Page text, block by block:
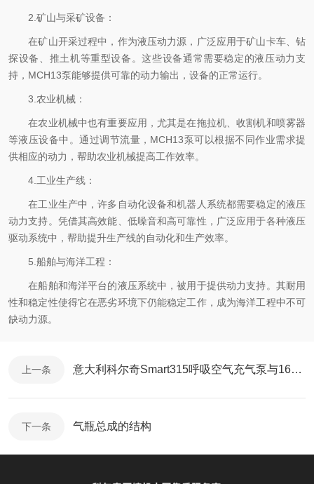
2.矿山与采矿设备：
在矿山开采过程中，作为液压动力源，广泛应用于矿山卡车、钻
探设备、推土机等重型设备。这些设备通常需要稳定的液压动力支
持，MCH13泵能够提供可靠的动力输出，设备的正常运行。
3.农业机械：
在农业机械中也有重要应用，尤其是在拖拉机、收割机和喷雾器
等液压设备中。通过调节流量，MCH13泵可以根据不同作业需求提
供相应的动力，帮助农业机械提高工作效率。
4.工业生产线：
在工业生产中，许多自动化设备和机器人系统都需要稳定的液压
动力支持。凭借其高效能、低噪音和高可靠性，广泛应用于各种液压
驱动系统中，帮助提升生产线的自动化和生产效率。
5.船舶与海洋工程：
在船舶和海洋平台的液压系统中，被用于提供动力支持。其耐用
性和稳定性使得它在恶劣环境下仍能稳定工作，成为海洋工程中不可
缺动力源。
上一条 意大利科尔奇Smart315呼吸空气充气泵与16ERGO 共同发力
下一条 气瓶总成的结构